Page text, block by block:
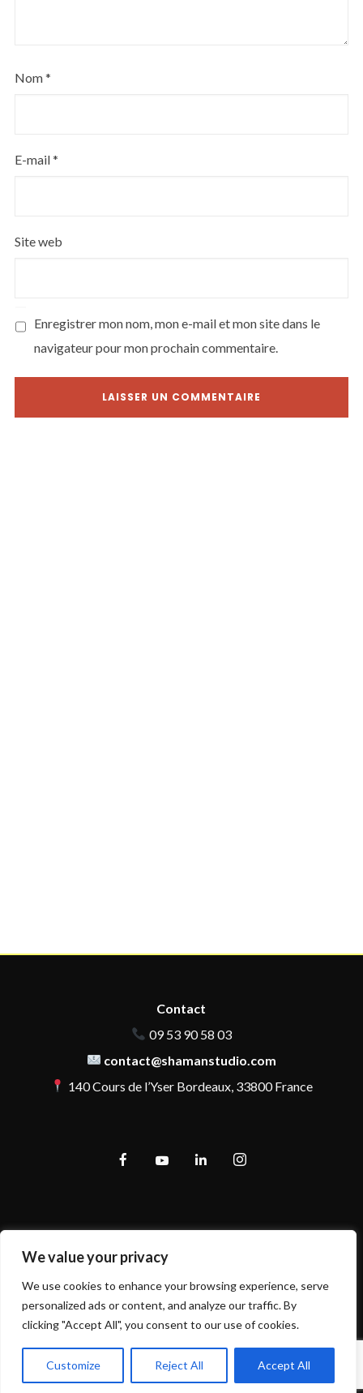
We value your privacy
We use cookies to enhance your browsing experience, serve
personalized ads or content, and analyze our traffic. By
clicking "Accept All", you consent to our use of cookies.
Customize Reject All Accept All
Nom*
E-mail*
Site web
Enregistrer mon nom, mon e-mail et mon site dans le
navigateur pour mon prochain commentaire.
Contact
09 53 90 58 03
contact@shamanstudio.com
140 Cours de l’Yser Bordeaux, 33800 France
Mentions légales et politique de confidentialité